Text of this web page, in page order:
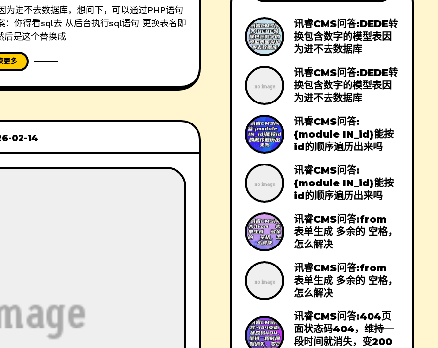
为进不去数据库，想问下，可以通过PHP语句
：你得看sql去 从后台执行sql语句 更换表名即
后是这个替换成
更多
02-14
讯睿CMS问答:DEDE转
换包含数字的模型表因
为进不去数据库
讯睿CMS问答:DEDE转
换包含数字的模型表因
为进不去数据库
讯睿CMS问答:
{module IN_id}能按
id的顺序遍历出来吗
讯睿CMS问答:
{module IN_id}能按
id的顺序遍历出来吗
讯睿CMS问答:from
表单生成 多余的 空格，
怎么解决
讯睿CMS问答:from
表单生成 多余的 空格，
怎么解决
讯睿CMS问答:404页
面状态码404，维持一
段时间就消失，变200